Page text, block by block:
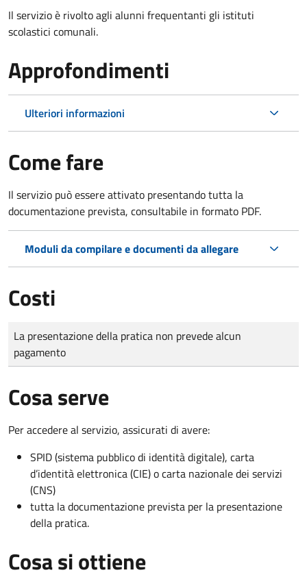
Il servizio è rivolto agli alunni frequentanti gli istituti
scolastici comunali.
Approfondimenti
Ulteriori informazioni
Come fare
Il servizio può essere attivato presentando tutta la
documentazione prevista, consultabile in formato PDF.
Moduli da compilare e documenti da allegare
Costi
Tipo di pagamento
Importo
La presentazione della pratica non prevede alcun
pagamento
Cosa serve
Per accedere al servizio, assicurati di avere:
SPID (sistema pubblico di identità digitale), carta
d’identità elettronica (CIE) o carta nazionale dei servizi
(CNS)
tutta la documentazione prevista per la presentazione
della pratica.
Cosa si ottiene